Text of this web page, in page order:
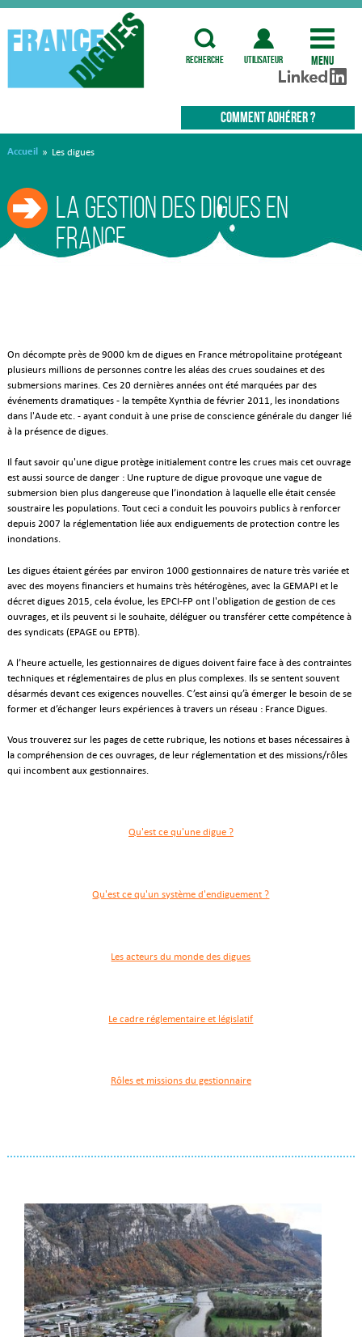
recherche utilisateur Menu
COMMENT ADHÉRER ?
Accueil » Les digues
La gestion des digues en
France
On décompte près de 9000 km de digues en France métropolitaine protégeant
plusieurs millions de personnes contre les aléas des crues soudaines et des
submersions marines. Ces 20 dernières années ont été marquées par des
événements dramatiques - la tempête Xynthia de février 2011, les inondations
dans l'Aude etc. - ayant conduit à une prise de conscience générale du danger lié
à la présence de digues.
Il faut savoir qu'une digue protège initialement contre les crues mais cet ouvrage
est aussi source de danger : Une rupture de digue provoque une vague de
submersion bien plus dangereuse que l’inondation à laquelle elle était censée
soustraire les populations. Tout ceci a conduit les pouvoirs publics à renforcer
depuis 2007 la réglementation liée aux endiguements de protection contre les
inondations.
Les digues étaient gérées par environ 1000 gestionnaires de nature très variée et
avec des moyens financiers et humains très hétérogènes, avec la GEMAPI et le
décret digues 2015, cela évolue, les EPCI-FP ont l'obligation de gestion de ces
ouvrages, et ils peuvent si le souhaite, déléguer ou transférer cette compétence à
des syndicats (EPAGE ou EPTB).
A l’heure actuelle, les gestionnaires de digues doivent faire face à des contraintes
techniques et réglementaires de plus en plus complexes. Ils se sentent souvent
désarmés devant ces exigences nouvelles. C’est ainsi qu’à émerger le besoin de se
former et d’échanger leurs expériences à travers un réseau : France Digues.
Vous trouverez sur les pages de cette rubrique, les notions et bases nécessaires à
la compréhension de ces ouvrages, de leur réglementation et des missions/rôles
qui incombent aux gestionnaires.
Qu'est ce qu'une digue ?
Qu'est ce qu'un système d'endiguement ?
Les acteurs du monde des digues
Le cadre réglementaire et législatif
Rôles et missions du gestionnaire